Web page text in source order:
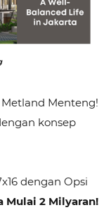
Menteng!
konsep
dengan Opsi
Mulai 2 Milyaran!